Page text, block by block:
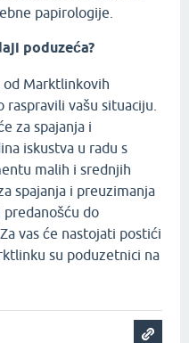
papirologije.
poduzeća?
Marktlinkovih
vašu situaciju.
za spajanja i
iskustva u radu s
malih i srednjih
spajanja i preuzimanja
predanošću do
vas će nastojati postići
su poduzetnici na